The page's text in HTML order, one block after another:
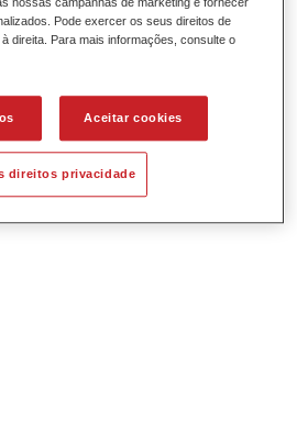
excelente e fiável.
propriedades de lixagem.
vertical.
de enchimento.
Pode exercer os seus direitos de
direita. Para mais informações, consulte o
Aceitar cookies
direitos privacidade